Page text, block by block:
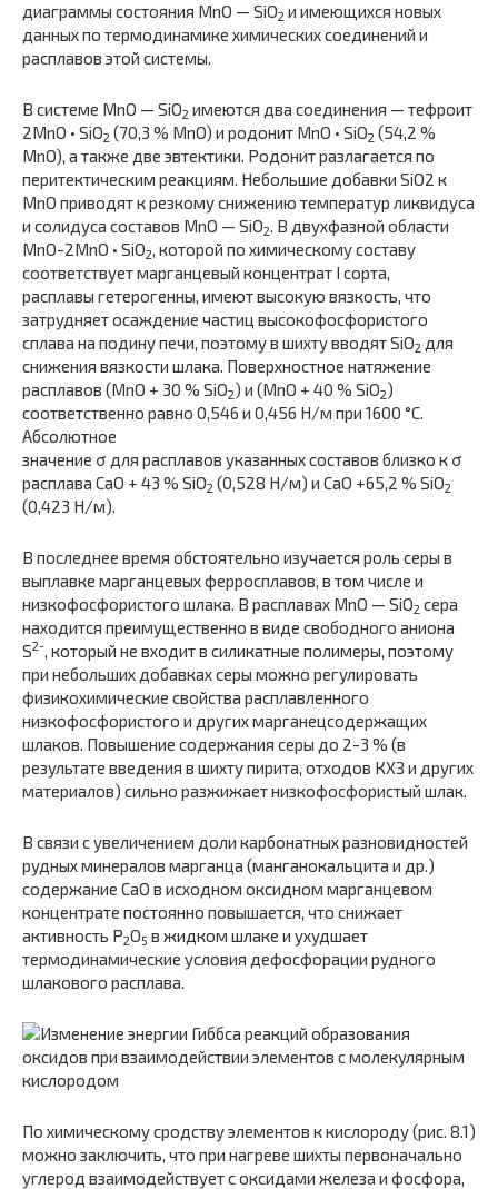
диаграммы состояния MnO — SiO2 и имеющихся новых
данных по термодинамике химических соединений и
расплавов этой системы.
В системе MnO — SiO2 имеются два соединения — тефроит
2MnO • SiO2 (70,3 % MnO) и родонит MnO • SiO2 (54,2 %
MnO), а также две эвтектики. Родонит разлагается по
перитектическим реакциям. Небольшие добавки SiO2 к
MnO приводят к резкому снижению температур ликвидуса
и солидуса составов MnO — SiO2. В двухфазной области
MnO-2MnO • SiO2, которой по химическому составу
соответствует марганцевый концентрат I сорта,
расплавы гетерогенны, имеют высокую вязкость, что
затрудняет осаждение частиц высокофосфористого
сплава на подину печи, поэтому в шихту вводят SiO2 для
снижения вязкости шлака. Поверхностное натяжение
расплавов (MnO + 30 % SiO2) и (MnO + 40 % SiO2)
соответственно равно 0,546 и 0,456 Н/м при 1600 °С.
Абсолютное
значение σ для расплавов указанных составов близко к σ
расплава CaO + 43 % SiO2 (0,528 Н/м) и CaO +65,2 % SiO2
(0,423 Н/м).
В последнее время обстоятельно изучается роль серы в
выплавке марганцевых ферросплавов, в том числе и
низкофосфористого шлака. В расплавах MnO — SiO2 сера
находится преимущественно в виде свободного аниона
S2-, который не входит в силикатные полимеры, поэтому
при небольших добавках серы можно регулировать
физикохимические свойства расплавленного
низкофосфористого и других марганецсодержащих
шлаков. Повышение содержания серы до 2-3 % (в
результате введения в шихту пирита, отходов КХЗ и других
материалов) сильно разжижает низкофосфористый шлак.
В связи с увеличением доли карбонатных разновидностей
рудных минералов марганца (манганокальцита и др.)
содержание CaO в исходном оксидном марганцевом
концентрате постоянно повышается, что снижает
активность P2O5 в жидком шлаке и ухудшает
термодинамические условия дефосфорации рудного
шлакового расплава.
По химическому сродству элементов к кислороду (рис. 8.1)
можно заключить, что при нагреве шихты первоначально
углерод взаимодействует с оксидами железа и фосфора,